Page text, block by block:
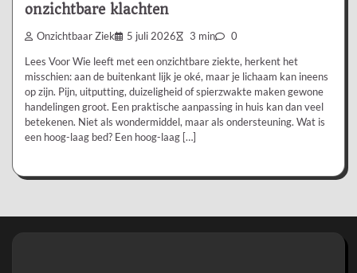
onzichtbare klachten
Onzichtbaar Ziek 5 juli 2026 3 min 0
Lees Voor Wie leeft met een onzichtbare ziekte, herkent het
misschien: aan de buitenkant lijk je oké, maar je lichaam kan ineens
op zijn. Pijn, uitputting, duizeligheid of spierzwakte maken gewone
handelingen groot. Een praktische aanpassing in huis kan dan veel
betekenen. Niet als wondermiddel, maar als ondersteuning. Wat is
een hoog-laag bed? Een hoog-laag […]